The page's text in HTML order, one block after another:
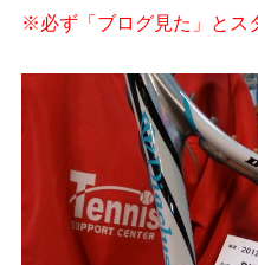
※必ず「ブログ見た」とス